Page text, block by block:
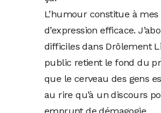
L’humour constitue à
d’expression efficace.
difficiles dans Drôlement
public retient le fond du
que le cerveau des gens
au rire qu’à un discours